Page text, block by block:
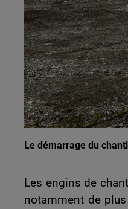
Le démarrage du
Les engins de
notamment de